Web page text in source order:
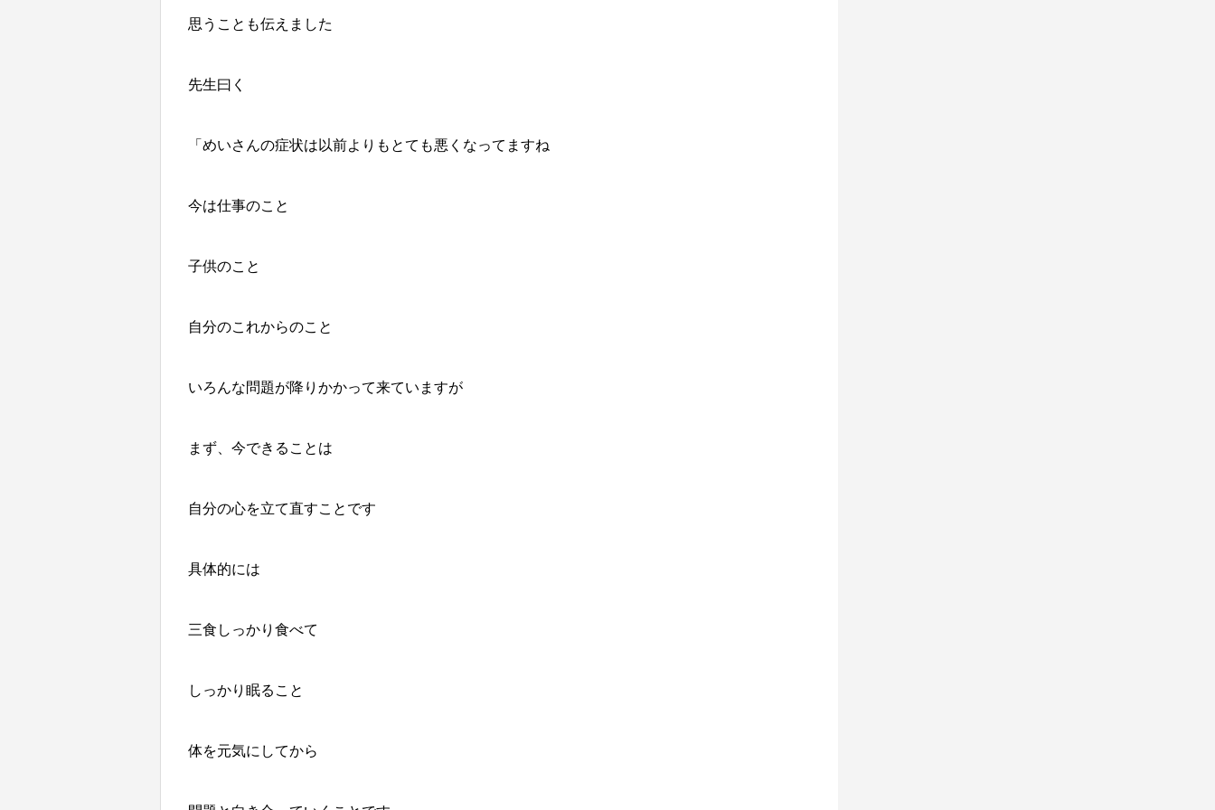
思うことも伝えました
先生曰く
「めいさんの症状は以前よりもとても悪くなってますね
今は仕事のこと
子供のこと
自分のこれからのこと
いろんな問題が降りかかって来ていますが
まず、今できることは
自分の心を立て直すことです
具体的には
三食しっかり食べて
しっかり眠ること
体を元気にしてから